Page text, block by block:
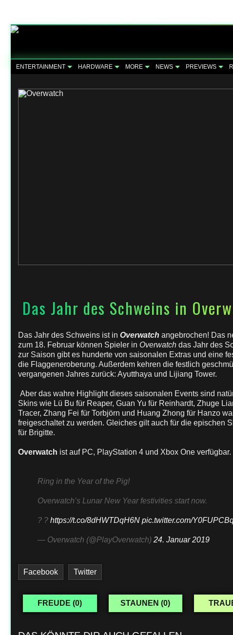
ENTERTAINMENT HARDWARE MORE NEWS PREVIEWS
Das Jahr des Schweins in
Das Jahr des Schweins ist in Overwatch angebrochen! Das
zum 18. Februar können Spieler in Overwatch das Jahr des
zur Saison gibt es hunderte von saisonalen Extras und eine
die Flaggeneroberung. Außerdem kehren die festlich
vergangenen Jahres zurück: Ayutthaya und Lijiang Tower.
Aber das wahre Highlight dieses saisonalen Events sind
Skins wie Lü Bu für Reaper, Guan Yu für Reinhardt, Zhuge
Tracer, Zhang Fei für Torbjörn und Huang Zhong für Hanzo
freigeschaltet zu werden. Gleiches gilt auch für die epischen
für Brigitte.
Overwatch ist auf PC, PlayStation 4 und Xbox One verfügbar.
Ring in the Year of the Pig!
Overwatch’s Lunar New Year festivities start now.
? ? https://t.co/8dHWTDqH6N pic.twitter.com/
— Overwatch (@PlayOverwatch) 24. Januar 2019
Facebook Twitter
FREUDE (0) STAUNEN (0)